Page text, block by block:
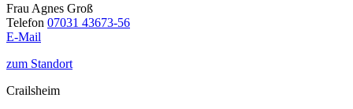
Frau Agnes Groß
Telefon 07031 43673-56
E-Mail
zum Standort
Crailsheim